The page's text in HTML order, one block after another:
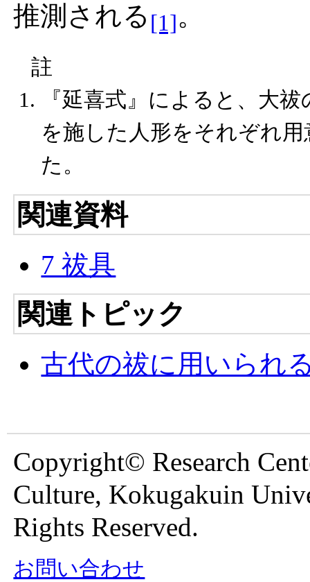
推測される [1]。
註
『延喜式』 によると、 大祓
を施した人形をそれぞれ
た。
関連資料
7 祓具
関連トピック
古代の祓に用いられ
Copyright© Research
Culture, Kokugakuin
Rights Reserved.
お問い合わせ